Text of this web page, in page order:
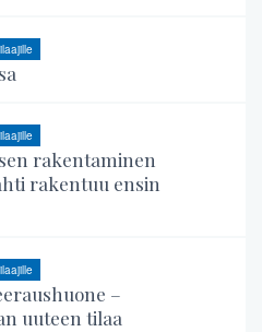
rakentaminen
rakentuu ensin
–
uuteen tilaa